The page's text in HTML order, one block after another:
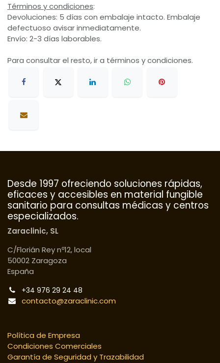
Términos y condiciones:
Devoluciones: 5 días con embalaje intacto. Embalaje
defectuoso avisar inmediatamente.
Envío: 2-3 días laborables.
Para consultar el resto, ir a términos y condiciones.
Desde 1997 ofreciendo soluciones rápidas,
eficaces y accesibles en material fungible
sanitario para consultas médicas y centros
especializados.
Zaraclinic, SL
C/Florián Rey nº12, local
50002 Zaragoza
España
+34 976 29 24 48
contacto@zaraclinic.com
Política de Empresa
Condiciones Comerciales
Garantía de Seguridad y Trazabilidad